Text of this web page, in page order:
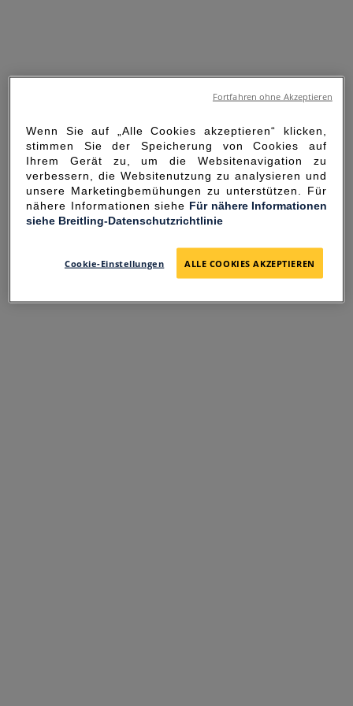
SORRY FOR THE
INCONVENIENCE
Wenn Sie auf „Alle Cookies akzeptieren“ klicken,
stimmen Sie der Speicherung von Cookies auf
Ihrem Gerät zu, um die Websitenavigation zu
verbessern, die Websitenutzung zu analysieren und
unsere Marketingbemühungen zu unterstützen. Für
nähere Informationen siehe Für nähere Informationen
siehe Breitling-Datenschutzrichtlinie
Cookie-Einstellungen ALLE COOKIES AKZEPTIEREN
Fortfahren ohne Akzeptieren